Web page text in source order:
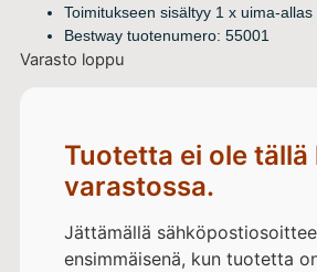
Toimitukseen sisältyy 1 x uima-allas
Bestway tuotenumero: 55001
Varasto loppu
Tuotetta ei ole tällä
varastossa.
Jättämällä
ensimmäisenä, kun tuotetta